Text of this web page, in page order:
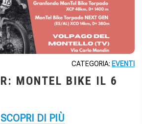
CATEGORIA: EVENTI
MONTEL BIKE IL 6
SCOPRI DI PIÙ